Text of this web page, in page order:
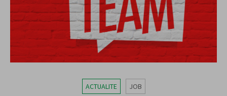
ACTUALITE JOB